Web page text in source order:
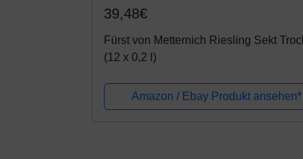
39,48€
Fürst von Metternich Riesling Sekt
(12 x 0,2 l)
Amazon / Ebay Produkt ansehen*